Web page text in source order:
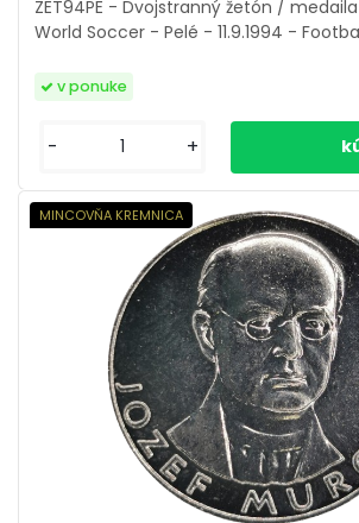
ZET94PE - Dvojstranný žetón /
World Soccer - Pelé - 11.9.1994 -
v ponuke
- +
MINCOVŇA KREMNICA